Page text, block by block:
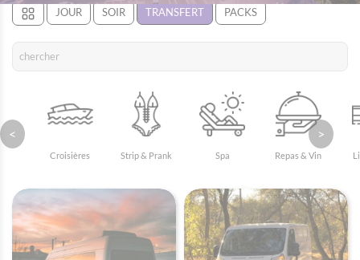
JOUR SOIR TRANSFERT PACKS
Croisières Strip & Prank Spa Repas & Vin
< >